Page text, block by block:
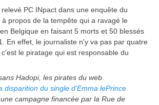
PC INpact dans une enquête du
propos de la tempête qui a ravagé le
Belgique en faisant 5 morts et 50 blessés
En effet, le journaliste n'y va pas par quatre
le piratage qui est responsable du
Hadopi, les pirates du web
disparition du single d’Emma lePrince
campagne financée par la Rue de